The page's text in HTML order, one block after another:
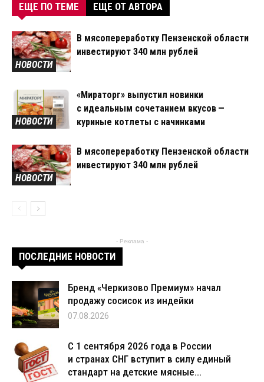
ЕЩЕ ПО ТЕМЕ ЕЩЕ ОТ АВТОРА
НОВОСТИ
В мясопереработку Пензенской области
инвестируют 340 млн рублей
НОВОСТИ
«Мираторг» выпустил новинки
с идеальным сочетанием вкусов —
куриные котлеты с начинками
НОВОСТИ
В мясопереработку Пензенской области
инвестируют 340 млн рублей
- Реклама -
ПОСЛЕДНИЕ НОВОСТИ
Бренд «Черкизово Премиум» начал
продажу сосисок из индейки
07.08.2026
С 1 сентября 2026 года в России
и странах СНГ вступит в силу единый
стандарт на детские мясные...